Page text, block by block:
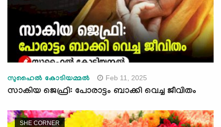
സുഹൈൽ കോടിയമ്മൽ Feb 11, 2025
സാകിയ ജെഫ്രി: പോരാട്ടം ബാക്കി വെച്ച ജീവിതം
SHE CORNER